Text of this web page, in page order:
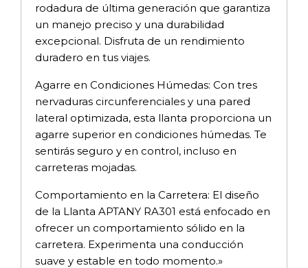
rodadura de última generación que garantiza
un manejo preciso y una durabilidad
excepcional. Disfruta de un rendimiento
duradero en tus viajes.
Agarre en Condiciones Húmedas: Con tres
nervaduras circunferenciales y una pared
lateral optimizada, esta llanta proporciona un
agarre superior en condiciones húmedas. Te
sentirás seguro y en control, incluso en
carreteras mojadas.
Comportamiento en la Carretera: El diseño
de la Llanta APTANY RA301 está enfocado en
ofrecer un comportamiento sólido en la
carretera. Experimenta una conducción
suave y estable en todo momento.»